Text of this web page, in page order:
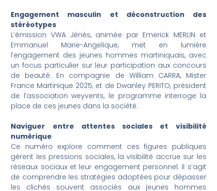
Engagement masculin et déconstruction des
stéréotypes
L’émission VWA Jénès, animée par Emerick MERLIN et
Emmanuel Marie-Angelique, met en lumière
l’engagement des jeunes hommes martiniquais, avec
un focus particulier sur leur participation aux concours
de beauté. En compagnie de William CARRA, Mister
France Martinique 2025, et de Dwanley PERITO, président
de l’association weyvents, le programme interroge la
place de ces jeunes dans la société.
Naviguer entre attentes sociales et visibilité
numérique
Ce numéro explore comment ces figures publiques
gèrent les pressions sociales, la visibilité accrue sur les
réseaux sociaux et leur engagement personnel. Il s’agit
de comprendre les stratégies adoptées pour dépasser
les clichés souvent associés aux jeunes hommes